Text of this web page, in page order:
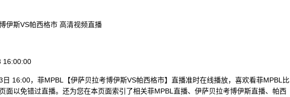
伊斯VS帕西格市 高清视频直播
16:00:00
16:00，菲MPBL【伊萨贝拉考博伊斯VS帕西格市】直播准时在线播放，喜欢看菲MPBL比
面以免错过直播。还为您在本页面索引了相关菲MPBL直播、伊萨贝拉考博伊斯直播、帕西